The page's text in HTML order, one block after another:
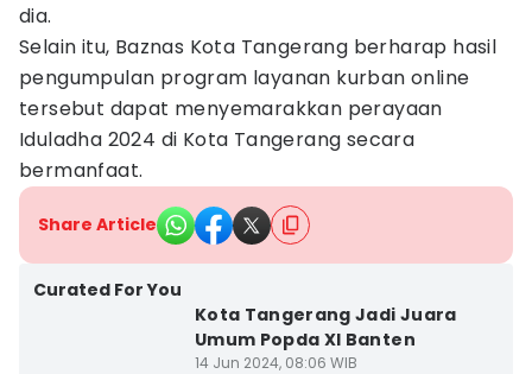
dia.
Selain itu, Baznas Kota Tangerang berharap hasil
pengumpulan program layanan kurban online
tersebut dapat menyemarakkan perayaan
Iduladha 2024 di Kota Tangerang secara
bermanfaat.
Share Article
Curated For You
Kota Tangerang Jadi Juara
Umum Popda XI Banten
14 Jun 2024, 08:06 WIB